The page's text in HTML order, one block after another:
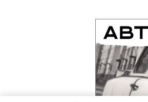
Дизель остается в